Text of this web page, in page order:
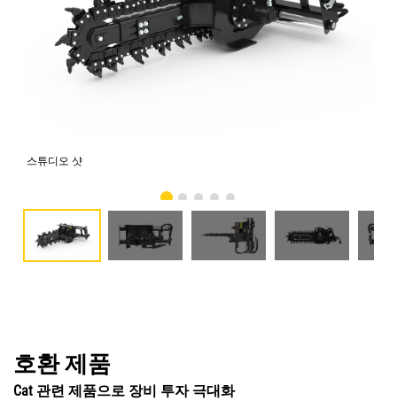
스튜디오 샷
호환 제품
Cat 관련 제품으로 장비 투자 극대화